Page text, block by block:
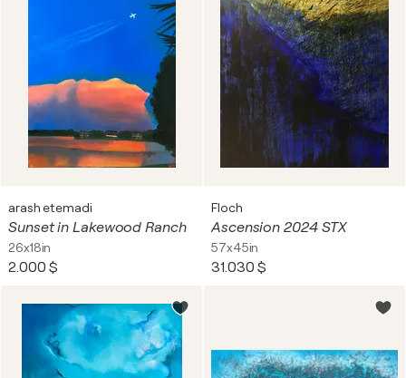
arash etemadi
Sunset in Lakewood Ranch
26x18in
2.000 $
Floch
Ascension 2024 STX
57x45in
31.030 $